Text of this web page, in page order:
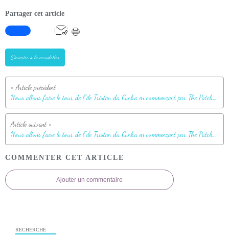
Partager cet article
S'inscrire à la newsletter
Nous allons faire le tour de l''île Tristan da Cunha en commençant par The Patches (champs de patates)
Nous allons faire le tour de l''île Tristan da Cunha en commençant par The Patches (champs de patates)
COMMENTER CET ARTICLE
Ajouter un commentaire
RECHERCHE